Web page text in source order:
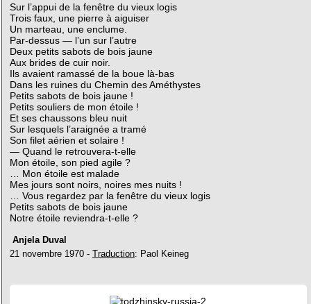
Sur l’appui de la fenêtre du vieux logis
Trois faux, une pierre à aiguiser
Un marteau, une enclume.
Par-dessus — l’un sur l’autre
Deux petits sabots de bois jaune
Aux brides de cuir noir.
Ils avaient ramassé de la boue là-bas
Dans les ruines du Chemin des Améthystes
Petits sabots de bois jaune !
Petits souliers de mon étoile !
Et ses chaussons bleu nuit
Sur lesquels l’araignée a tramé
Son filet aérien et solaire !
— Quand le retrouvera-t-elle
Mon étoile, son pied agile ?
… Mon étoile est malade
Mes jours sont noirs, noires mes nuits !
… Vous regardez par la fenêtre du vieux logis
Petits sabots de bois jaune
Notre étoile reviendra-t-elle ?
Anjela Duval
21 novembre 1970 - Traduction: Paol Keineg